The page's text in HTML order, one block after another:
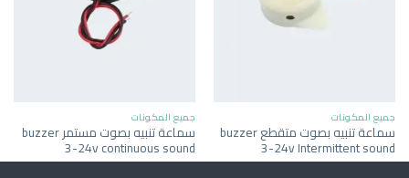
جميع المكونات
سماعة تنبيه بصوت متقطع buzzer
3-24v Intermittent sound
13ر.سشامل الضريبة
جميع المكونات
سماعة تنبيه بصوت مستمر buzzer
3-24v continuous sound
11ر.سشامل الضريبة